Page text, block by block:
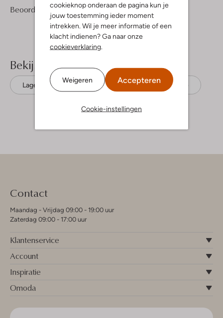
cookieknop onderaan de pagina kun je
jouw toestemming ieder moment
intrekken. Wil je meer informatie of een
klacht indienen? Ga naar onze
cookieverklaring.
Weigeren Accepteren
Cookie-instellingen
Beoordelingen (2) 4 /5
2
4
Sterren
Bekijk meer
Lage sneakers New Balance Suède
Contact
Maandag - Vrijdag 09:00 - 19:00 uur
Zaterdag 09:00 - 17:00 uur
Klantenservice
Account
Inspiratie
Omoda